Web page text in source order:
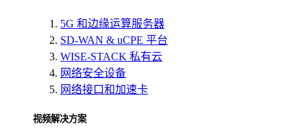
5G 和边缘运算服务器
SD-WAN & uCPE 平台
WISE-STACK 私有云
网络安全设备
网络接口和加速卡
视频解决方案